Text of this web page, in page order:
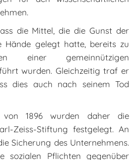
die Mittel, die die Gunst der
Hände gelegt hatte, bereits zu
einer gemeinnützigen
wurden. Gleichzeitig traf er
dies auch nach seinem Tod
1896 wurden daher die
Zeiss-Stiftung festgelegt. An
Sicherung des Unternehmens.
sozialen Pflichten gegenüber